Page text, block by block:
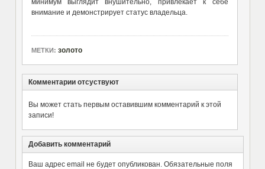
минимум выглядит внушительно, привлекает к себе
внимание и демонстрирует статус владельца.
МЕТКИ: золото
Комментарии отсуствуют
Вы может стать первым оставившим комментарий к этой
записи!
Добавить комментарий
Ваш адрес email не будет опубликован. Обязательные поля